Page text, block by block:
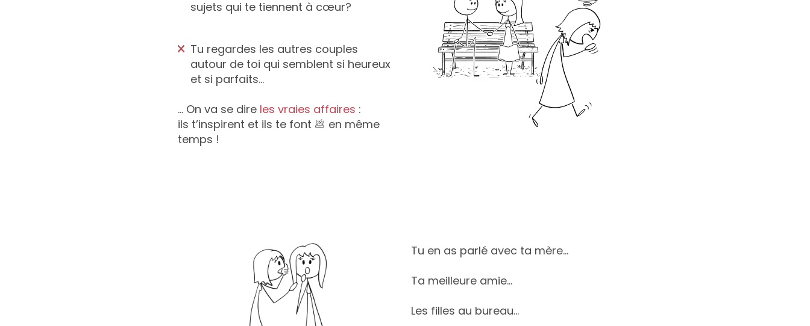
sujets qui te tiennent à cœur?
Tu regardes les autres couples
autour de toi qui semblent si heureux
et si parfaits…
... On va se dire les vraies affaires :
ils t’inspirent et ils te font 💩 en même
temps !
Tu en as parlé avec ta mère…
Ta meilleure amie…
Les filles au bureau…